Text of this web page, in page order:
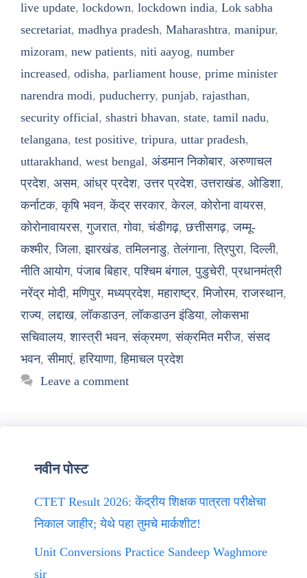
live update, lockdown, lockdown india, Lok sabha
secretariat, madhya pradesh, Maharashtra, manipur,
mizoram, new patients, niti aayog, number
increased, odisha, parliament house, prime minister
narendra modi, puducherry, punjab, rajasthan,
security official, shastri bhavan, state, tamil nadu,
telangana, test positive, tripura, uttar pradesh,
uttarakhand, west bengal, अंडमान निकोबार, अरुणाचल
प्रदेश, असम, आंध्र प्रदेश,उत्तर प्रदेश,उत्तराखंड, ओडिशा,
कर्नाटक,कृषि भवन,केंद्र सरकार,केरल,कोरोना वायरस,
कोरोनावायरस,गुजरात,गोवा,चंडीगढ़,छत्तीसगढ़,जम्मू-
कश्मीर,जिला,झारखंड,तमिलनाडु,तेलंगाना,त्रिपुरा,दिल्ली,
नीति आयोग,पंजाब बिहार,पश्चिम बंगाल,पुडुचेरी,प्रधानमंत्री
नरेंद्र मोदी,मणिपुर,मध्यप्रदेश,महाराष्ट्र,मिजोरम,राजस्थान,
राज्य,लद्दाख,लॉकडाउन,लॉकडाउन इंडिया,लोकसभा
सचिवालय,शास्त्री भवन,संक्रमण,संक्रमित मरीज,संसद
भवन,सीमाएं,हरियाणा,हिमाचल प्रदेश
Leave a comment
नवीन पोस्ट
CTET Result 2026: केंद्रीय शिक्षक पात्रता परीक्षेचा
निकाल जाहीर; येथे पहा तुमचे मार्कशीट!
Unit Conversions Practice Sandeep Waghmore
sir